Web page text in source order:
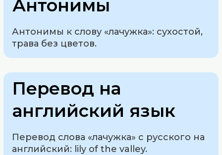
Антонимы
Антонимы к слову «лачужка»: сухостой,
трава без цветов.
Перевод на
английский язык
Перевод слова «лачужка» с русского на
английский: lily of the valley.